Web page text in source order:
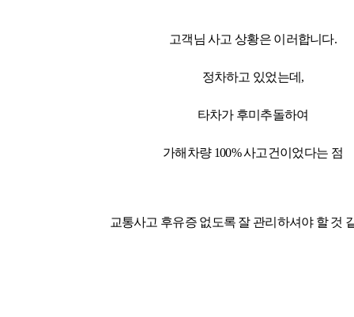
고객님 사고 상황은 이러합니다.
정차하고 있었는데,
타차가 후미추돌하여
가해차량 100% 사고건이었다는 점
교통사고 후유증 없도록 잘 관리하셔야 할 것